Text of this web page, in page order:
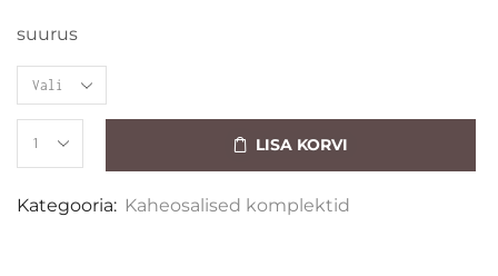
suurus
LISA KORVI
Kategooria: Kaheosalised komplektid